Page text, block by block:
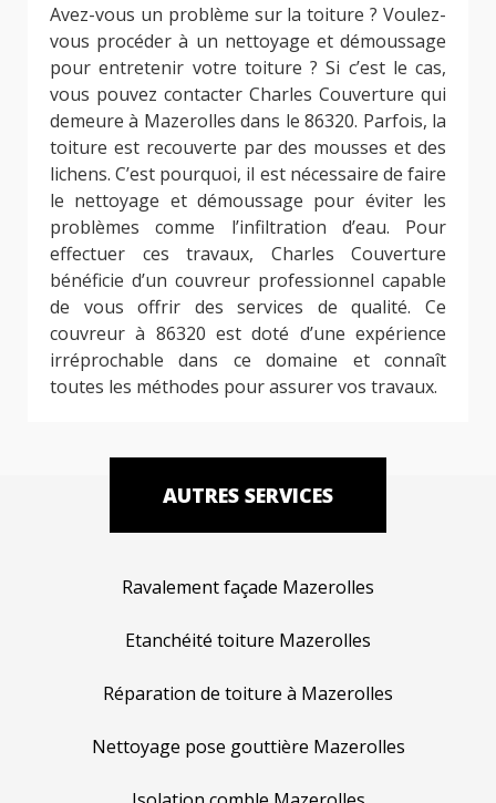
Avez-vous un problème sur la toiture ? Voulez-
vous procéder à un nettoyage et démoussage
pour entretenir votre toiture ? Si c’est le cas,
vous pouvez contacter Charles Couverture qui
demeure à Mazerolles dans le 86320. Parfois, la
toiture est recouverte par des mousses et des
lichens. C’est pourquoi, il est nécessaire de faire
le nettoyage et démoussage pour éviter les
problèmes comme l’infiltration d’eau. Pour
effectuer ces travaux, Charles Couverture
bénéficie d’un couvreur professionnel capable
de vous offrir des services de qualité. Ce
couvreur à 86320 est doté d’une expérience
irréprochable dans ce domaine et connaît
toutes les méthodes pour assurer vos travaux.
AUTRES SERVICES
Ravalement façade Mazerolles
Etanchéité toiture Mazerolles
Réparation de toiture à Mazerolles
Nettoyage pose gouttière Mazerolles